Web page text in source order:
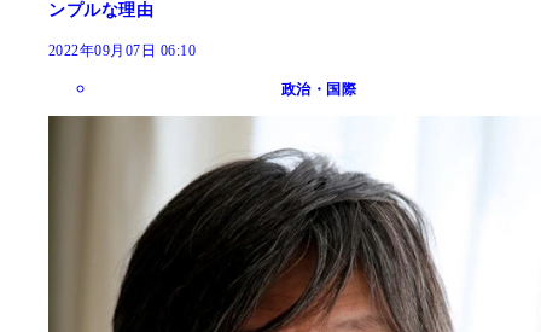
ンプルな理由
2022年09月07日 06:10
政治・国際